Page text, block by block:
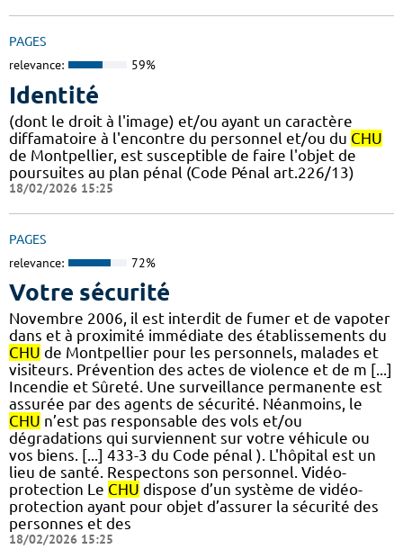
PAGES
relevance: 59%
Identité
(dont le droit à l'image) et/ou ayant un caractère
diffamatoire à l'encontre du personnel et/ou du CHU
de Montpellier, est susceptible de faire l'objet de
poursuites au plan pénal (Code Pénal art.226/13)
18/02/2026 15:25
PAGES
relevance: 72%
Votre sécurité
Novembre 2006, il est interdit de fumer et de vapoter
dans et à proximité immédiate des établissements du
CHU de Montpellier pour les personnels, malades et
visiteurs. Prévention des actes de violence et de m [...]
Incendie et Sûreté. Une surveillance permanente est
assurée par des agents de sécurité. Néanmoins, le
CHU n’est pas responsable des vols et/ou
dégradations qui surviennent sur votre véhicule ou
vos biens. [...] 433-3 du Code pénal ). L'hôpital est un
lieu de santé. Respectons son personnel. Vidéo-
protection Le CHU dispose d’un système de vidéo-
protection ayant pour objet d’assurer la sécurité des
personnes et des
18/02/2026 15:25